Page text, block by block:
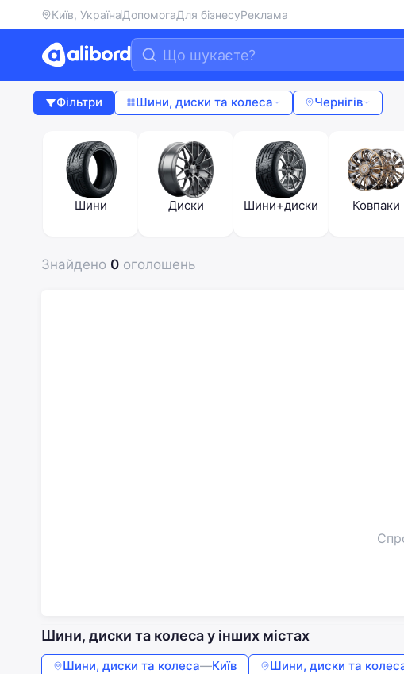
Київ, УкраїнаДопомогаДля бізнесуРеклама
Фільтри Шини, диски та колеса Чернігів
Шини Диски Шини+диски Ковпаки
Знайдено 0 оголошень
Шини, диски та колеса у інших містах
Шини, диски та колеса—Київ Шини, диски та